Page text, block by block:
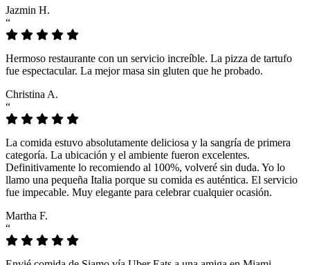
Jazmin H.
“
Hermoso restaurante con un servicio increíble. La pizza de tartufo
fue espectacular. La mejor masa sin gluten que he probado.
Christina A.
“
La comida estuvo absolutamente deliciosa y la sangría de primera
categoría. La ubicación y el ambiente fueron excelentes.
Definitivamente lo recomiendo al 100%, volveré sin duda. Yo lo
llamo una pequeña Italia porque su comida es auténtica. El servicio
fue impecable. Muy elegante para celebrar cualquier ocasión.
Martha F.
“